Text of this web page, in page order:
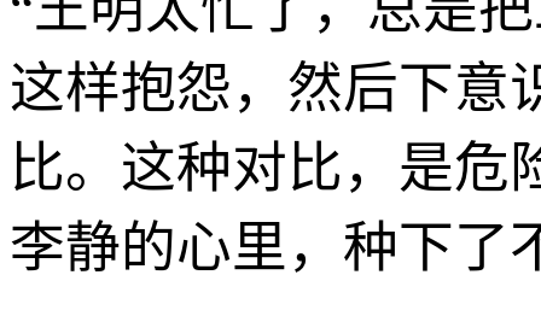
这样抱怨，然后下意
比。这种对比，是危
李静的心里，种下了